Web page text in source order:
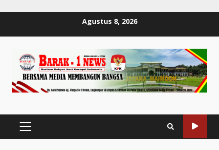
Agustus 8, 2026
PRIMARY
MENU